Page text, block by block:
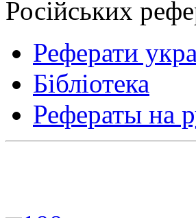
Російських
Реферати
Бібліотека
Рефераты на